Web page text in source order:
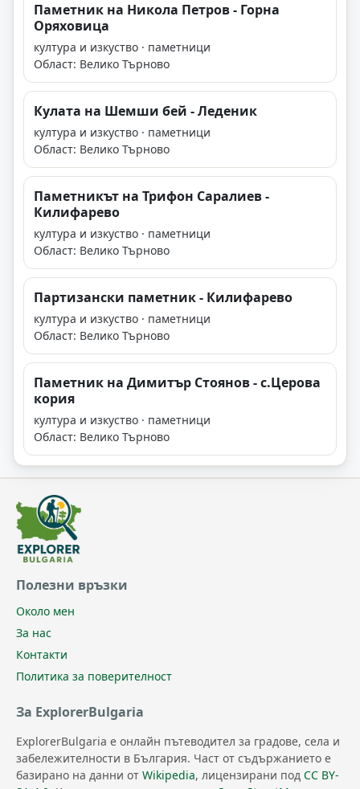
Паметник на Никола Петров - Горна
Оряховица
култура и изкуство · паметници
Област: Велико Търново
Кулата на Шемши бей - Леденик
култура и изкуство · паметници
Област: Велико Търново
Паметникът на Трифон Саралиев -
Килифарево
култура и изкуство · паметници
Област: Велико Търново
Партизански паметник - Килифарево
култура и изкуство · паметници
Област: Велико Търново
Паметник на Димитър Стоянов - с.Церова
кория
култура и изкуство · паметници
Област: Велико Търново
Полезни връзки
Около мен
За нас
Контакти
Политика за поверителност
За ExplorerBulgaria
ExplorerBulgaria е онлайн пътеводител за градове, села и
забележителности в България. Част от съдържанието е
базирано на данни от Wikipedia, лицензирани под CC BY-